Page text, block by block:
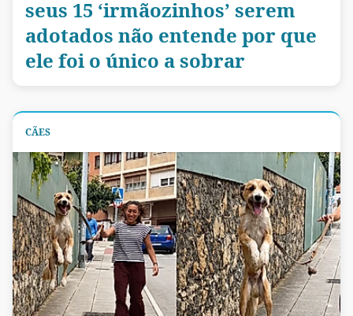
seus 15 ‘irmãozinhos’ serem
adotados não entende por que
ele foi o único a sobrar
CÃES